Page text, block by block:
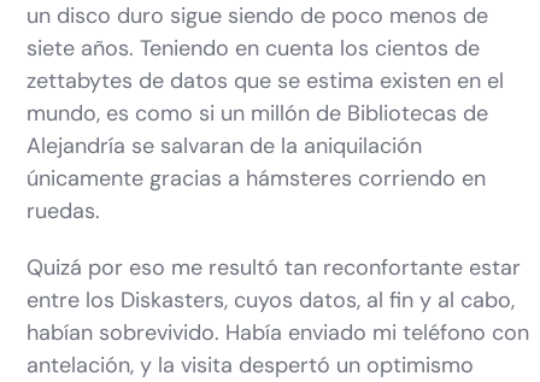
un disco duro sigue siendo de poco menos de
siete años. Teniendo en cuenta los cientos de
zettabytes de datos que se estima existen en el
mundo, es como si un millón de Bibliotecas de
Alejandría se salvaran de la aniquilación
únicamente gracias a hámsteres corriendo en
ruedas.
Quizá por eso me resultó tan reconfortante estar
entre los Diskasters, cuyos datos, al fin y al cabo,
habían sobrevivido. Había enviado mi teléfono con
antelación, y la visita despertó un optimismo